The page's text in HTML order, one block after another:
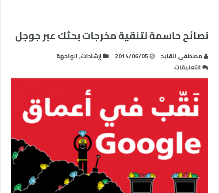
نصائح حاسمة لتنقية مخرجات بحثك عبر جوجل
مصطفى القايد 2014/06/05 إرشادات,الواجهة
التعليقات
نصائح
لتنقية
مخرجات
بحثك
جوجل
مغلقة